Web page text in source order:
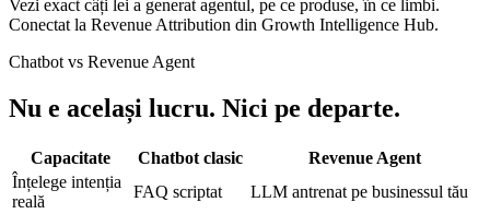
Vezi exact câți lei a generat agentul, pe ce produse, în ce limbi.
Conectat la Revenue Attribution din Growth Intelligence Hub.
Chatbot vs Revenue Agent
Nu e același lucru. Nici pe departe.
Capacitate Chatbot clasic
Revenue Agent
Înțelege intenția
reală
FAQ scriptat
LLM antrenat pe businessul tău